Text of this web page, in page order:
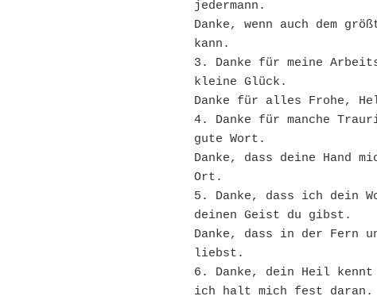
jedermann.
Danke, wenn auch dem
kann.
3. Danke für meine
kleine Glück.
Danke für alles Frohe,
4. Danke für manche
gute Wort.
Danke, dass deine Hand
Ort.
5. Danke, dass ich dein
deinen Geist du gibst.
Danke, dass in der Fern
liebst.
6. Danke, dein Heil kennt
ich halt mich fest daran.